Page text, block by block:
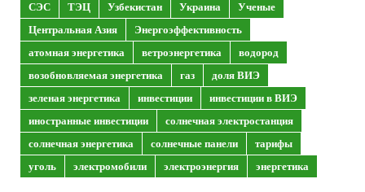
СЭС
ТЭЦ Узбекистан Украина
Ученые
Центральная Азия
Энергоэффективность
атомная энергетика
ветроэнергетика
водород
возобновляемая энергетика
газ
доля ВИЭ
зеленая энергетика
инвестиции
инвестиции в ВИЭ
иностранные инвестиции
солнечная электростанция
солнечная энергетика
солнечные панели
тарифы
уголь
электромобили электроэнергия энергетика